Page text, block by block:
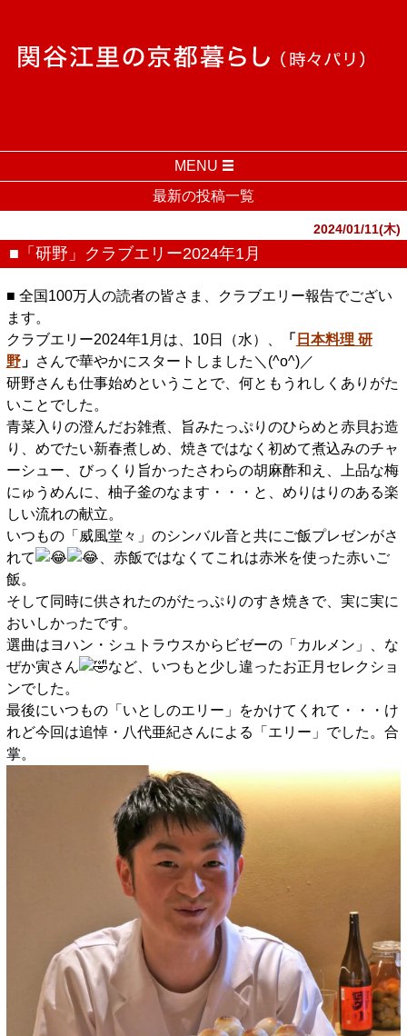
MENU
最新の投稿一覧
2024/01/11(木)
■「研野」クラブエリー2024年1月
■ 全国100万人の読者の皆さま、クラブエリー報告でござい
ます。
クラブエリー2024年1月は、10日（水）、
「 日本料理 研
野」 さんで華やかにスタートしました＼(^o^)／
研野さんも仕事始めということで、何ともうれしくありがた
いことでした。
青菜入りの澄んだお雑煮、旨みたっぷりのひらめと赤貝お造
り、めでたい新春煮しめ、焼きではなく初めて煮込みのチャ
ーシュー、びっくり旨かったさわらの胡麻酢和え、上品な梅
にゅうめんに、柚子釜のなます・・・と、めりはりのある楽
しい流れの献立。
いつもの「威風堂々」のシンバル音と共にご飯プレゼンがさ
れて
、赤飯ではなくてこれは赤米を使った赤いご
飯。
そして同時に供されたのがたっぷりのすき焼きで、実に実に
おいしかったです。
選曲はヨハン・シュトラウスからビゼーの「カルメン」、な
ぜか寅さん
など、いつもと少し違ったお正月セレクショ
ンでした。
最後にいつもの「いとしのエリー」をかけてくれて・・・け
れど今回は追悼・八代亜紀さんによる「エリー」でした。合
掌。